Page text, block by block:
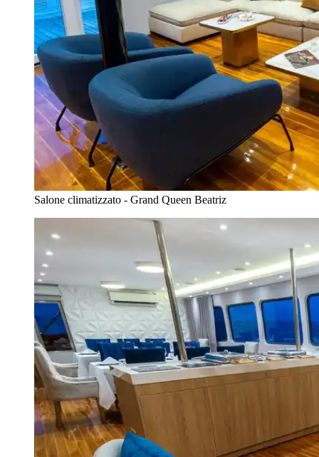
Salone climatizzato - Grand Queen Beatriz